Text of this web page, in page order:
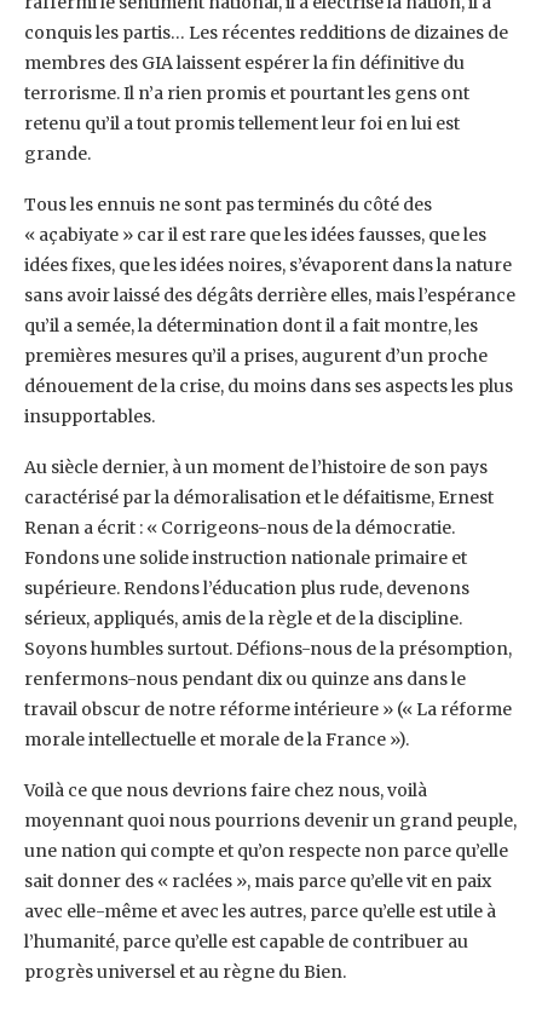
conquis les partis… Les récentes redditions de dizaines de
membres des GIA laissent espérer la fin définitive du
terrorisme. Il n’a rien promis et pourtant les gens ont
retenu qu’il a tout promis tellement leur foi en lui est
grande.
Tous les ennuis ne sont pas terminés du côté des
« açabiyate » car il est rare que les idées fausses, que les
idées fixes, que les idées noires, s’évaporent dans la nature
sans avoir laissé des dégâts derrière elles, mais l’espérance
qu’il a semée, la détermination dont il a fait montre, les
premières mesures qu’il a prises, augurent d’un proche
dénouement de la crise, du moins dans ses aspects les plus
insupportables.
Au siècle dernier, à un moment de l’histoire de son pays
caractérisé par la démoralisation et le défaitisme, Ernest
Renan a écrit : « Corrigeons-nous de la démocratie.
Fondons une solide instruction nationale primaire et
supérieure. Rendons l’éducation plus rude, devenons
sérieux, appliqués, amis de la règle et de la discipline.
Soyons humbles surtout. Défions-nous de la présomption,
renfermons-nous pendant dix ou quinze ans dans le
travail obscur de notre réforme intérieure » (« La réforme
morale intellectuelle et morale de la France »).
Voilà ce que nous devrions faire chez nous, voilà
moyennant quoi nous pourrions devenir un grand peuple,
une nation qui compte et qu’on respecte non parce qu’elle
sait donner des « raclées », mais parce qu’elle vit en paix
avec elle-même et avec les autres, parce qu’elle est utile à
l’humanité, parce qu’elle est capable de contribuer au
progrès universel et au règne du Bien.